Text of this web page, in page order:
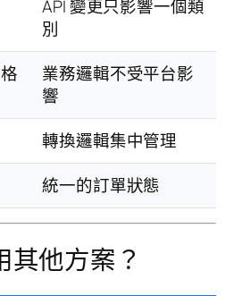
API 變更只影響一個類
別
業務邏輯不受平台影
響
轉換邏輯集中管理
統一的訂單狀態
其他方案？